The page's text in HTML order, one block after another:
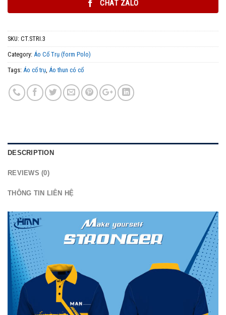
CHAT ZALO
SKU: CT.STRI.3
Category: Áo Cổ Trụ (form Polo)
Tags: Áo cổ trụ, Áo thun có cổ
DESCRIPTION
REVIEWS (0)
THÔNG TIN LIÊN HỆ